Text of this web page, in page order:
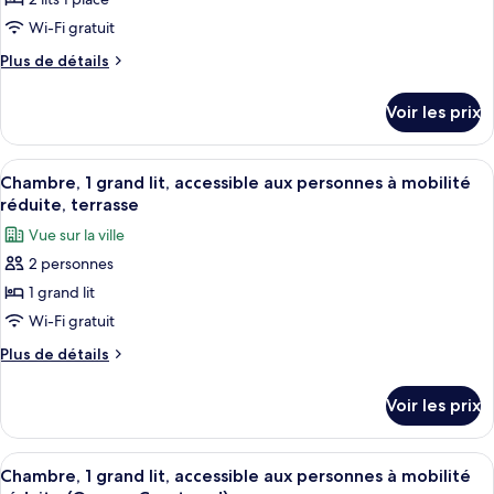
type
chambre :
lits
jumeaux
Wi-Fi gratuit
Plus de détails
Plus
le
type
de
chambre
Chambre
avec
lits
jumeaux
Voir les prix
Afficher
toutes
les
photos
pour
ce
type
de
1
grand
lit,
Une chambre d’hôtel moderne
10
Chambre, 1 grand lit, accessible aux personnes à mobilité
réduite, terrasse
Vue sur la ville
2 personnes
1 grand lit
Wi-Fi gratuit
Plus de détails
Plus
le
type
de
Voir les prix
Afficher
toutes
Une salle de bain moderne avec un
9
Chambre, 1 grand lit, accessible aux personnes à mobilité